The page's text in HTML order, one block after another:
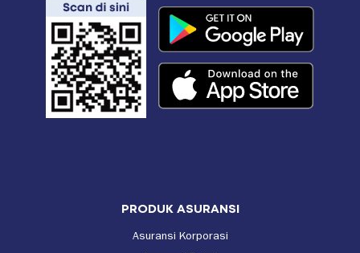
PRODUK ASURANSI
Asuransi Korporasi